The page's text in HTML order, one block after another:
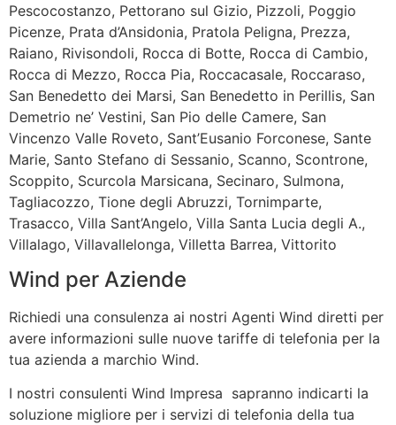
Pescocostanzo, Pettorano sul Gizio, Pizzoli, Poggio
Picenze, Prata d’Ansidonia, Pratola Peligna, Prezza,
Raiano, Rivisondoli, Rocca di Botte, Rocca di Cambio,
Rocca di Mezzo, Rocca Pia, Roccacasale, Roccaraso,
San Benedetto dei Marsi, San Benedetto in Perillis, San
Demetrio ne’ Vestini, San Pio delle Camere, San
Vincenzo Valle Roveto, Sant’Eusanio Forconese, Sante
Marie, Santo Stefano di Sessanio, Scanno, Scontrone,
Scoppito, Scurcola Marsicana, Secinaro, Sulmona,
Tagliacozzo, Tione degli Abruzzi, Tornimparte,
Trasacco, Villa Sant’Angelo, Villa Santa Lucia degli A.,
Villalago, Villavallelonga, Villetta Barrea, Vittorito
Wind per Aziende
Richiedi una consulenza ai nostri Agenti Wind diretti per
avere informazioni sulle nuove tariffe di telefonia per la
tua azienda a marchio Wind.
I nostri consulenti Wind Impresa sapranno indicarti la
soluzione migliore per i servizi di telefonia della tua